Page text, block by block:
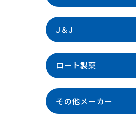
J＆J
ロート製薬
その他メーカー